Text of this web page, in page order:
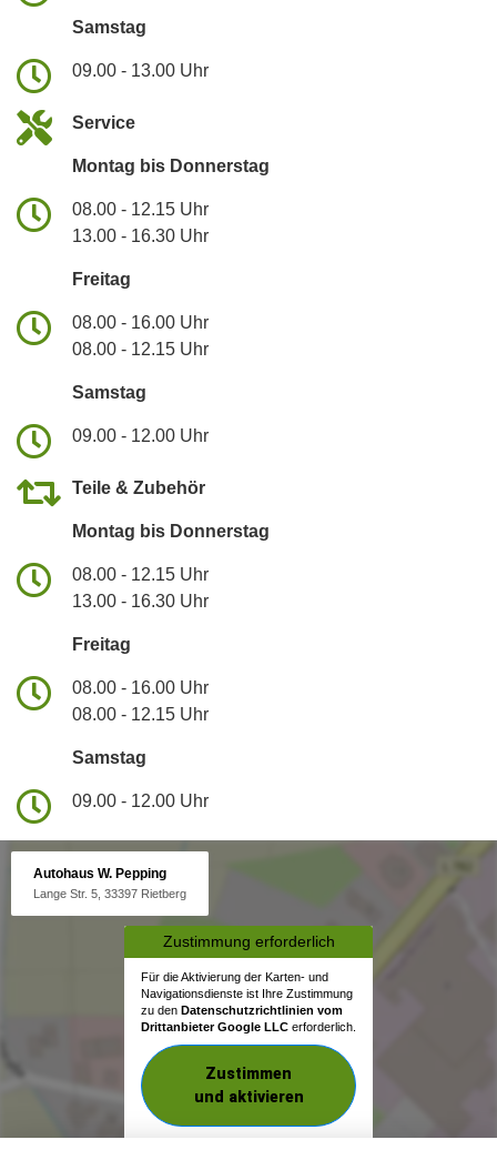
Samstag
09.00 - 13.00 Uhr
Service
Montag bis Donnerstag
08.00 - 12.15 Uhr
13.00 - 16.30 Uhr
Freitag
08.00 - 16.00 Uhr
08.00 - 12.15 Uhr
Samstag
09.00 - 12.00 Uhr
Teile & Zubehör
Montag bis Donnerstag
08.00 - 12.15 Uhr
13.00 - 16.30 Uhr
Freitag
08.00 - 16.00 Uhr
08.00 - 12.15 Uhr
Samstag
09.00 - 12.00 Uhr
Autohaus W. Pepping
Lange Str. 5, 33397 Rietberg
Zustimmung erforderlich
Für die Aktivierung der Karten- und
Navigationsdienste ist Ihre Zustimmung
zu den Datenschutzrichtlinien vom
Drittanbieter Google LLC erforderlich.
Zustimmen
und aktivieren